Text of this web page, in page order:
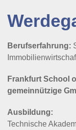
Berufserfahrung:
Frankfurt School
gemeinnützige
Ausbildung:
Technische